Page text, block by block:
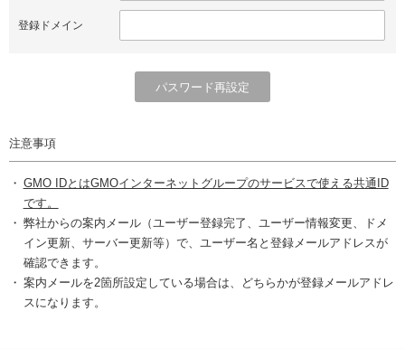
登録ドメイン
注意事項
GMO IDとはGMOインターネットグループのサービスで使える共通ID
です。
弊社からの案内メール（ユーザー登録完了、ユーザー情報変更、ドメ
イン更新、サーバー更新等）で、ユーザー名と登録メールアドレスが
確認できます。
案内メールを2箇所設定している場合は、どちらかが登録メールアドレ
スになります。